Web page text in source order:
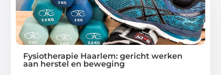
Fysiotherapie Haarlem: gericht werken
aan herstel en beweging